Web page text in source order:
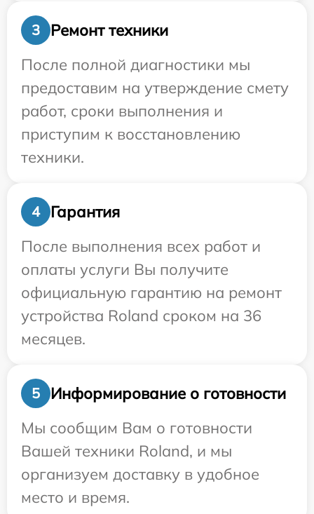
3
Ремонт техники
После полной диагностики мы
предоставим на утверждение смету
работ, сроки выполнения и
приступим к восстановлению
техники.
4
Гарантия
После выполнения всех работ и
оплаты услуги Вы получите
официальную гарантию на ремонт
устройства Roland сроком на 36
месяцев.
5
Информирование о готовности
Мы сообщим Вам о готовности
Вашей техники Roland, и мы
организуем доставку в удобное
место и время.